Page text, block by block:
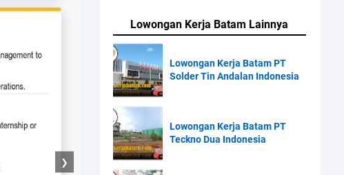
❯
Lowongan Kerja Batam Lainnya
Lowongan Kerja Batam PT
Solder Tin Andalan Indonesia
Lowongan Kerja Batam PT
Teckno Dua Indonesia